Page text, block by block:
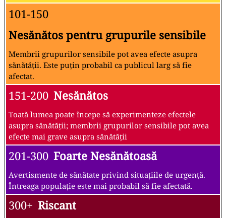
101-150
Nesănătos pentru grupurile sensibile
Membrii grupurilor sensibile pot avea efecte asupra
sănătății. Este puțin probabil ca publicul larg să fie
afectat.
151-200 Nesănătos
Toată lumea poate începe să experimenteze efectele
asupra sănătății; membrii grupurilor sensibile pot avea
efecte mai grave asupra sănătății
201-300 Foarte Nesănătoasă
Avertismente de sănătate privind situațiile de urgență.
Întreaga populație este mai probabil să fie afectată.
300+ Riscant